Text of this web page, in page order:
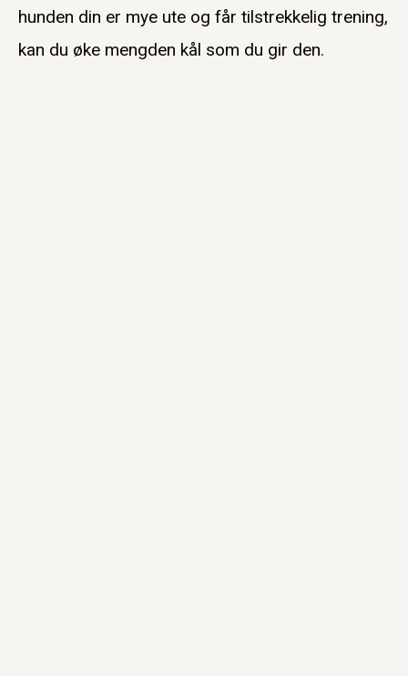
hunden din er mye ute og får tilstrekkelig trening,
kan du øke mengden kål som du gir den.